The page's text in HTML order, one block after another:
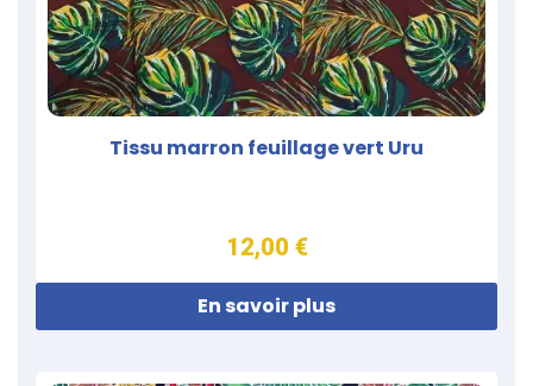
Tissu marron feuillage vert Uru
12,00 €
En savoir plus